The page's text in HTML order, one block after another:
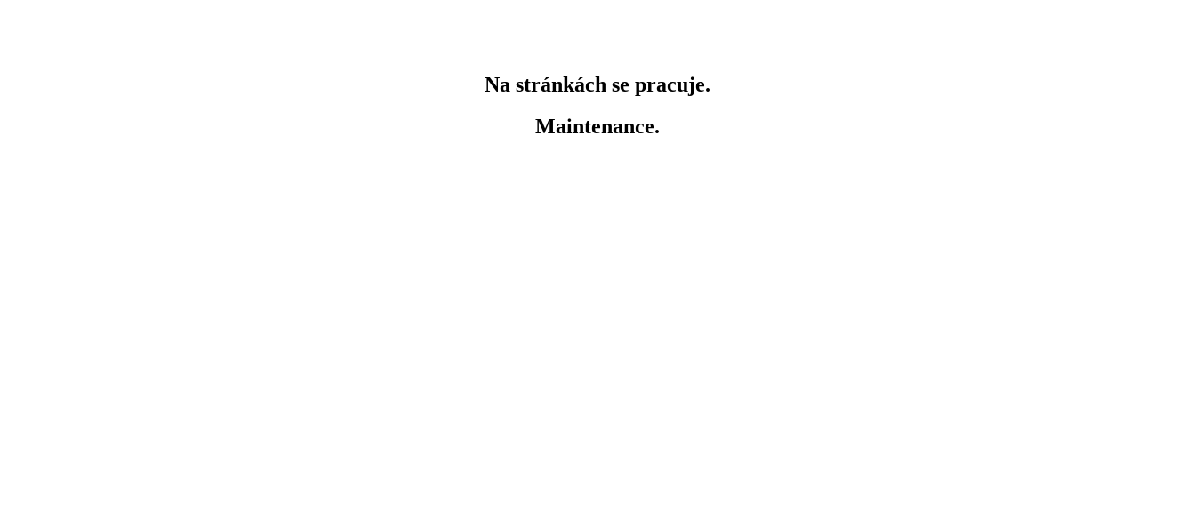
Na stránkách se pracuje.
Maintenance.